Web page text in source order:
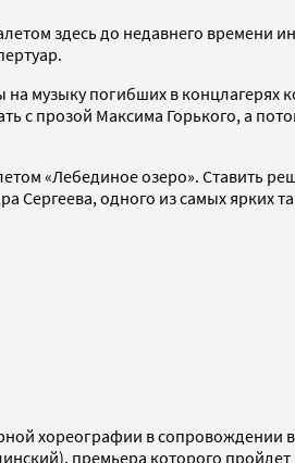
здесь до недавнего времени
музыку погибших в
с прозой Максима Горького, а
«Лебединое озеро». Ставить
Сергеева, одного из самых
хореографии в
премьера которого